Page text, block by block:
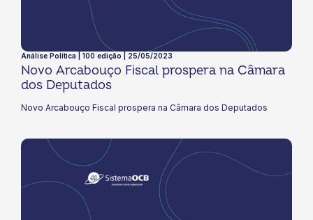
Análise Política | 100 edição | 25/05/2023
Novo Arcabouço Fiscal prospera na Câmara
dos Deputados
Novo Arcabouço Fiscal prospera na Câmara dos Deputados